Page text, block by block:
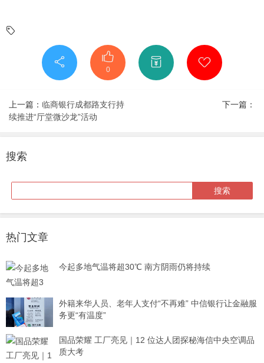
0
上一篇： 临商银行成都路支行持
续推进“厅堂微沙龙”活动
下一篇：
搜索
热门文章
今起多地气温将超30℃ 南方阴雨仍将持续
外籍来华人员、老年人支付“不再难” 中信银行让金融服
务更“有温度”
国品荣耀 工厂亮见｜12 位达人团探秘海信中央空调品
质大考